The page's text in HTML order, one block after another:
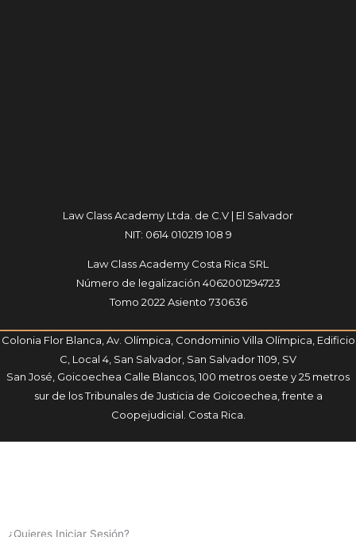
Law Class Academy Ltda. de C.V | El Salvador
NIT: 0614 010219 108 9
Law Class Academy Costa Rica SRL
Número de legalización 4062001294723
Tomo 2022 Asiento 730636
Colonia Flor Blanca, Av. Olímpica, Condominio Villa Olímpica, Edificio
C, Local 4, San Salvador, San Salvador 1109, SV
San José, Goicoechea Calle Blancos, 100 metros oeste y 25 metros
sur de los Tribunales de Justicia de Goicoechea, frente a
Coopejudicial. Costa Rica.
¿Quieres Iniciar Sesión?